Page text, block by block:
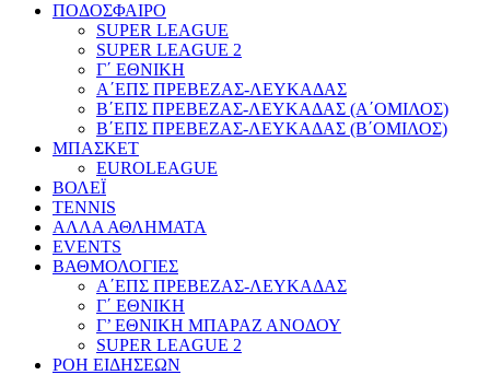
ΠΟΔΟΣΦΑΙΡΟ
SUPER LEAGUE
SUPER LEAGUE 2
Γ΄ ΕΘΝΙΚΗ
Α΄ΕΠΣ ΠΡΕΒΕΖΑΣ-ΛΕΥΚΑΔΑΣ
Β΄ΕΠΣ ΠΡΕΒΕΖΑΣ-ΛΕΥΚΑΔΑΣ (Α΄ΟΜΙΛΟΣ)
Β΄ΕΠΣ ΠΡΕΒΕΖΑΣ-ΛΕΥΚΑΔΑΣ (Β΄ΟΜΙΛΟΣ)
ΜΠΑΣΚΕΤ
EUROLEAGUE
ΒΟΛΕΪ
TENNIS
ΑΛΛΑ ΑΘΛΗΜΑΤΑ
EVENTS
ΒΑΘΜΟΛΟΓΙΕΣ
Α΄ΕΠΣ ΠΡΕΒΕΖΑΣ-ΛΕΥΚΑΔΑΣ
Γ΄ ΕΘΝΙΚΗ
Γ’ ΕΘΝΙΚΗ ΜΠΑΡΑΖ ΑΝΟΔΟΥ
SUPER LEAGUE 2
ΡΟΗ ΕΙΔΗΣΕΩΝ